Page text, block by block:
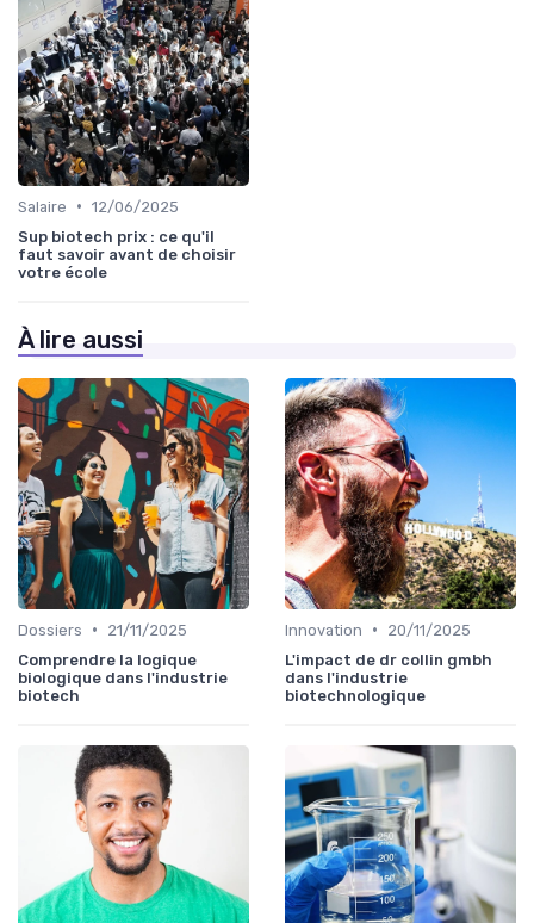
Salaire • 12/06/2025
Sup biotech prix : ce qu'il
faut savoir avant de choisir
votre école
À lire aussi
Dossiers •
21/11/2025
Comprendre la logique
biologique dans l'industrie
biotech
Innovation •
20/11/2025
L'impact de dr collin gmbh
dans l'industrie
biotechnologique